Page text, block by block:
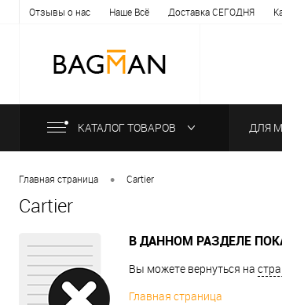
Отзывы о нас Наше Всё Доставка СЕГОДНЯ
КАТАЛОГ ТОВАРОВ ДЛЯ
Главная страница • Cartier
Cartier
В ДАННОМ РАЗДЕЛЕ
Вы можете вернуться на
Главная страница